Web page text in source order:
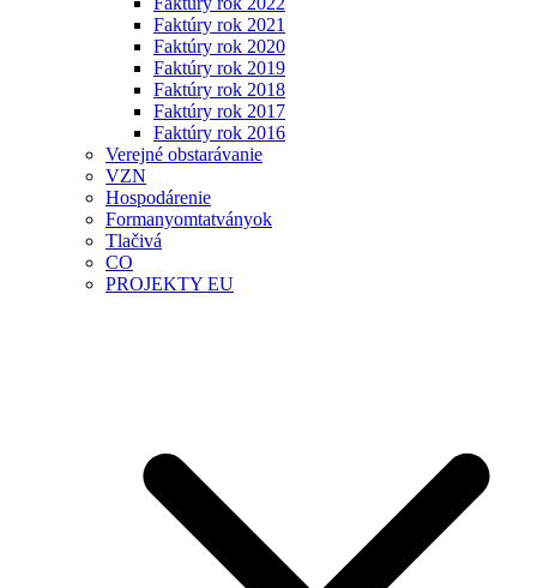
Faktúry rok 2021
Faktúry rok 2020
Faktúry rok 2019
Faktúry rok 2018
Faktúry rok 2017
Faktúry rok 2016
Verejné obstarávanie
VZN
Hospodárenie
Formanyomtatványok
Tlačivá
CO
PROJEKTY EU